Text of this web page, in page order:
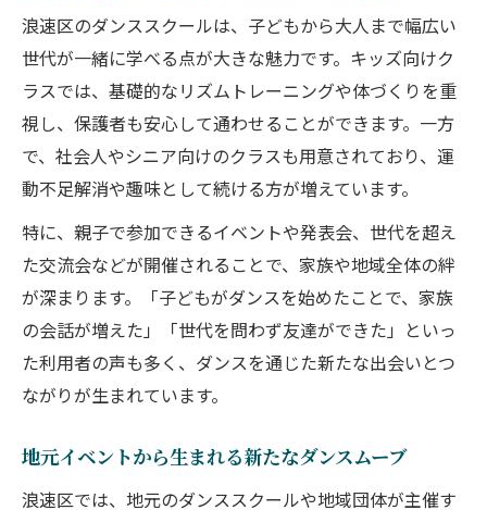
浪速区のダンススクールは、子どもから大人まで幅広い
世代が一緒に学べる点が大きな魅力です。キッズ向けク
ラスでは、基礎的なリズムトレーニングや体づくりを重
視し、保護者も安心して通わせることができます。一方
で、社会人やシニア向けのクラスも用意されており、運
動不足解消や趣味として続ける方が増えています。
特に、親子で参加できるイベントや発表会、世代を超え
た交流会などが開催されることで、家族や地域全体の絆
が深まります。「子どもがダンスを始めたことで、家族
の会話が増えた」「世代を問わず友達ができた」といっ
た利用者の声も多く、ダンスを通じた新たな出会いとつ
ながりが生まれています。
地元イベントから生まれる新たなダンスムーブ
浪速区では、地元のダンススクールや地域団体が主催す